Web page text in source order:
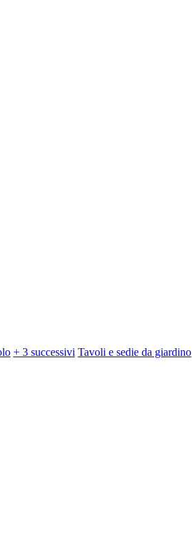
+ 3 successivi Tavoli e sedie da giardino